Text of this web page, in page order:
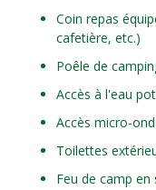
Coin repas
cafetière, etc.)
Poêle de
Accès à l'eau
Accès micro-
Toilettes
Feu de camp en